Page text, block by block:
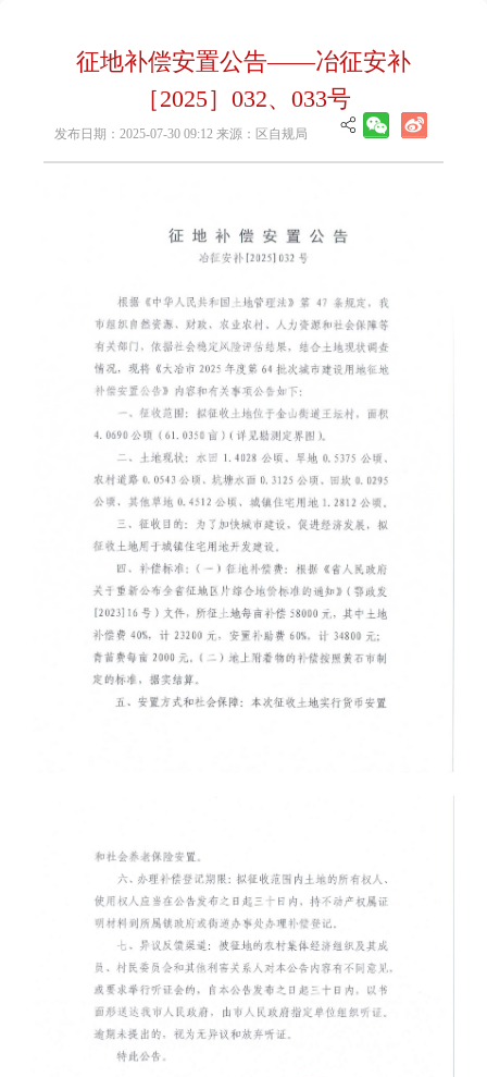
征地补偿安置公告——冶征安补
［2025］032、033号
发布日期：2025-07-30 09:12 来源：区自规局